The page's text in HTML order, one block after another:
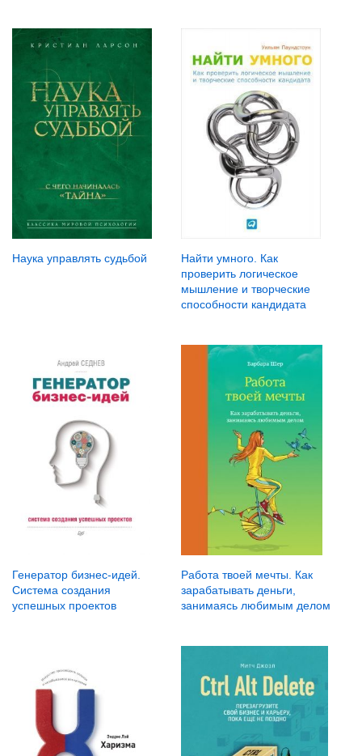
Наука управлять судьбой
Найти умного. Как
проверить логическое
мышление и творческие
способности кандидата
Генератор бизнес-идей.
Система создания
успешных проектов
Работа твоей мечты. Как
зарабатывать деньги,
занимаясь любимым делом